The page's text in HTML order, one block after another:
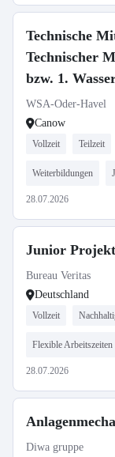
Technische
Technischer
bzw. 1.
WSA-Oder-Havel
Canow
Vollzeit Teilzeit
Weiterbildungen
28.07.2026
Junior
Bureau Veritas
Deutschland
Vollzeit
Flexible Arbeitszeiten
28.07.2026
Diwa gruppe